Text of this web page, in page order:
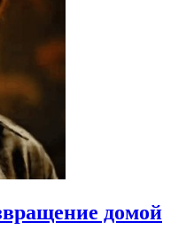
домой